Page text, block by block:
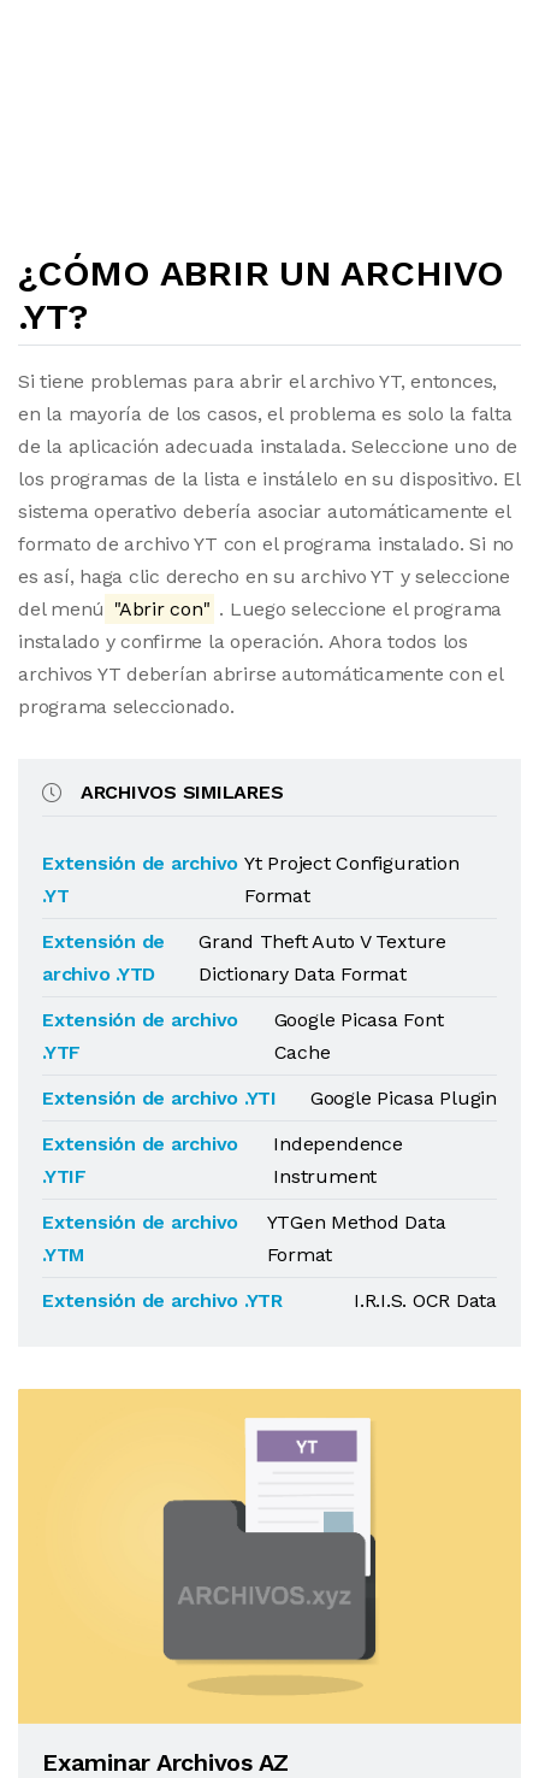
¿CÓMO ABRIR UN ARCHIVO
.YT?
Si tiene problemas para abrir el archivo YT, entonces,
en la mayoría de los casos, el problema es solo la falta
de la aplicación adecuada instalada. Seleccione uno de
los programas de la lista e instálelo en su dispositivo. El
sistema operativo debería asociar automáticamente el
formato de archivo YT con el programa instalado. Si no
es así, haga clic derecho en su archivo YT y seleccione
del menú "Abrir con" . Luego seleccione el programa
instalado y confirme la operación. Ahora todos los
archivos YT deberían abrirse automáticamente con el
programa seleccionado.
ARCHIVOS SIMILARES
Extensión de archivo
.YT
Yt Project Configuration
Format
Extensión de
archivo .YTD
Grand Theft Auto V Texture
Dictionary Data Format
Extensión de archivo
.YTF
Google Picasa Font
Cache
Extensión de archivo .YTI
Google Picasa Plugin
Extensión de archivo
.YTIF
Independence
Instrument
Extensión de archivo
.YTM
YTGen Method Data
Format
Extensión de archivo .YTR
I.R.I.S. OCR Data
Examinar Archivos AZ